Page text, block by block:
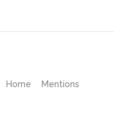
Home
Mentions